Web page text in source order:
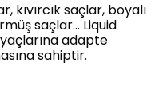
kıvırcık saçlar, boyalı
saçlar… Liquid
adapte
sahiptir.